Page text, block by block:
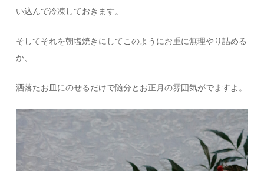
い込んで冷凍しておきます。
そしてそれを朝塩焼きにしてこのようにお重に無理やり詰める
か、
洒落たお皿にのせるだけで随分とお正月の雰囲気がでますよ。